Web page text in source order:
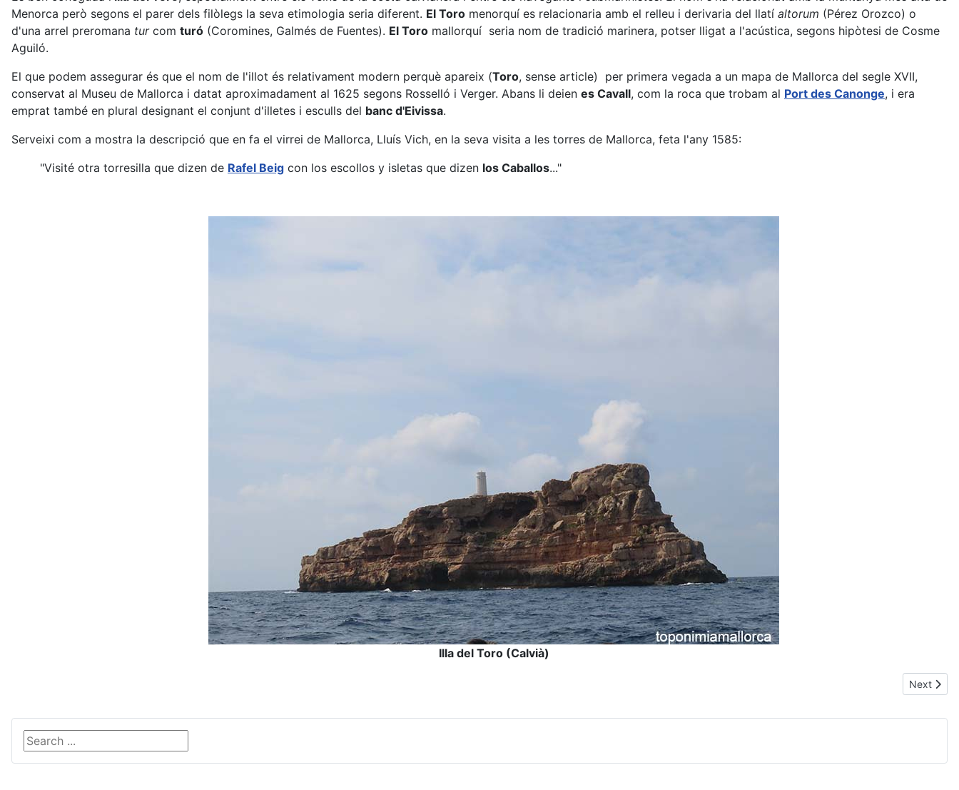
Menorca però segons el parer dels filòlegs la seva etimologia seria diferent. El Toro menorquí es relacionaria amb el relleu i derivaria del llatí altorum (Pérez Orozco) o
d'una arrel preromana turcom turó (Coromines, Galmés de Fuentes). El Toro mallorquí seria nom de tradició marinera, potser lligat a l'acústica, segons hipòtesi de Cosme
Aguiló.
El que podem assegurar és que el nom de l'illot és relativament modern perquè apareix (Toro, sense article) per primera vegada a un mapa de Mallorca del segle XVII,
conservat al Museu de Mallorca i datat aproximadament al 1625 segons Rosselló i Verger. Abans li deien es Cavall, com la roca que trobam al Port des Canonge, i era
emprat també en plural designant el conjunt d'illetes i esculls del banc d'Eivissa.
Serveixi com a mostra la descripció que en fa el virrei de Mallorca, Lluís Vich, en la seva visita a les torres de Mallorca, feta l'any 1585:
"Visité otra torresilla que dizen de Rafel Beig con los escollos y isletas que dizen los Caballos..."
Illa del Toro (Calvià)
Next
Next
Search ...